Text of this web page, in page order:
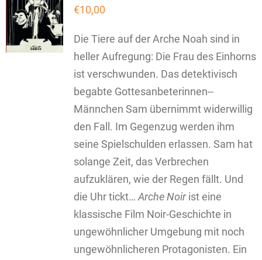
€10,00
Die Tiere auf der Arche Noah sind in
heller Aufregung: Die Frau des Einhorns
ist verschwunden. Das detektivisch
begabte Gottesanbeterinnen­-­
Männchen Sam übernimmt widerwillig
den Fall. Im Gegenzug ­werden ihm
seine Spielschulden erlassen. Sam hat
solange Zeit, das Verbrechen
aufzuklären, wie der Regen fällt. Und
die Uhr tickt… Arche Noirist eine
klassische Film Noir-Geschichte in
ungewöhnlicher Umgebung mit noch
ungewöhnlicheren Protagonisten. Ein